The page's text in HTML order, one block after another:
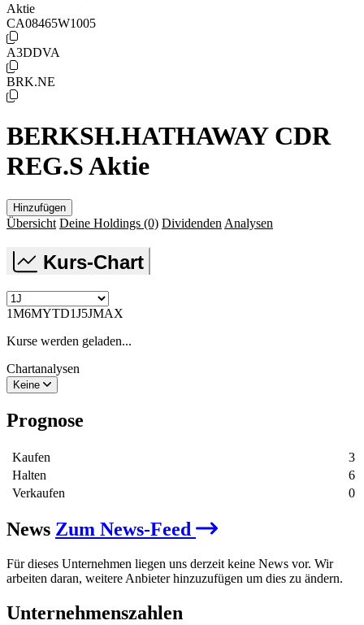
Aktie
CA08465W1005
A3DDVA
BRK.NE
BERKSH.HATHAWAY CDR
REG.S Aktie
Hinzufügen
Übersicht Deine Holdings (0) Dividenden Analysen
Kurs-Chart
1M6MYTD1J5JMAX
Kurse werden geladen...
Chartanalysen
Keine
Prognose
Kaufen
3
Halten
6
Verkaufen
0
News Zum News-Feed
Für dieses Unternehmen liegen uns derzeit keine News vor. Wir
arbeiten daran, weitere Anbieter hinzuzufügen um dies zu ändern.
Unternehmenszahlen